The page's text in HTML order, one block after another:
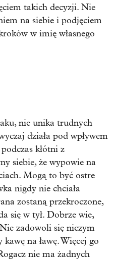
takich decyzji. Nie
na siebie i podjęciem
w imię własnego
nie unika trudnych
działa pod wpływem
kłótni z
siebie, że wypowie na
Mogą to być ostre
nigdy nie chciała
zostaną przekroczone,
się w tył. Dobrze wie,
zadowoli się niczym
na ławę. Więcej go
nie ma żadnych